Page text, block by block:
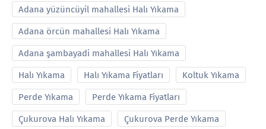
Adana yüzüncüyil mahallesi Halı Yıkama
Adana örcün mahallesi Halı Yıkama
Adana şambayadi mahallesi Halı Yıkama
Halı Yıkama Halı Yıkama Fiyatları Koltuk Yıkama
Perde Yıkama Perde Yıkama Fiyatları
Çukurova Halı Yıkama Çukurova Perde Yıkama